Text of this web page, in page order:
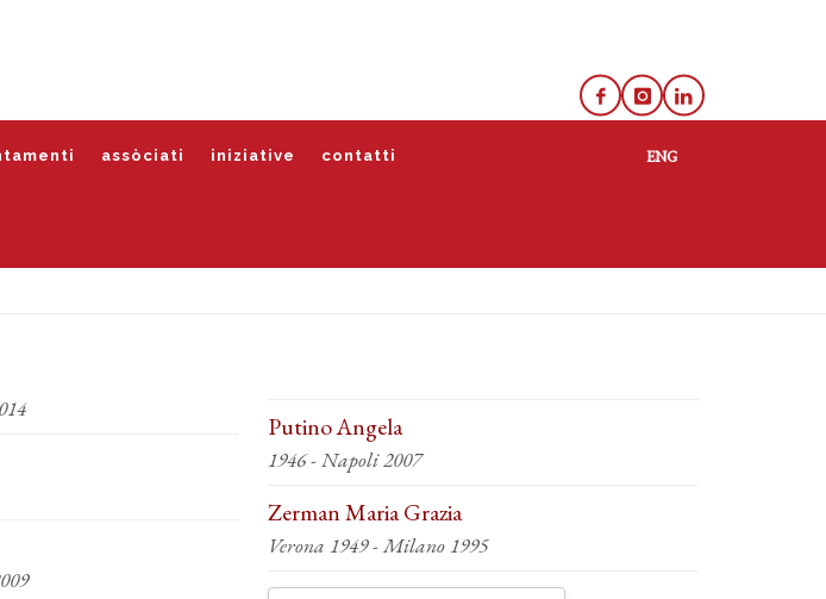
assòciati iniziative contatti
Putino Angela
1946 - Napoli 2007
Zerman Maria Grazia
Verona 1949 - Milano 1995